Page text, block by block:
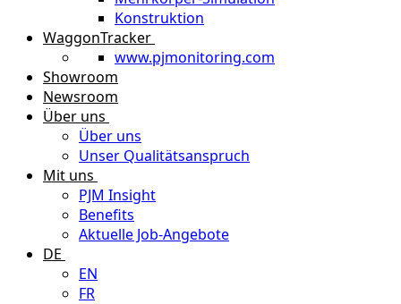
Konstruktion
WaggonTracker
www.pjmonitoring.com
Showroom
Newsroom
Über uns
Über uns
Unser Qualitätsanspruch
Mit uns
PJM Insight
Benefits
Aktuelle Job-Angebote
DE
EN
FR